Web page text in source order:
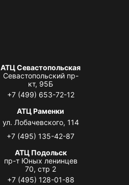
АТЦ Севастопольская
Севастопольский пр-
кт, 95Б
+7 (499) 653-72-12
АТЦ Раменки
ул. Лобачевского, 114
+7 (495) 135-42-87
АТЦ Подольск
пр-т Юных ленинцев
70, стр 2
+7 (495) 128-01-88